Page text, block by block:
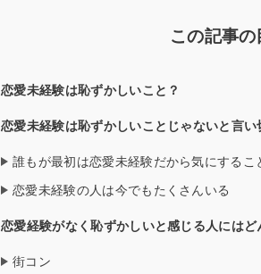
この記事の
恋愛未経験は恥ずかしいこと？
恋愛未経験は恥ずかしいことじゃないと言い
誰もが最初は恋愛未経験だから気にするこ
恋愛未経験の人は今でもたくさんいる
恋愛経験がなく恥ずかしいと感じる人にはど
街コン